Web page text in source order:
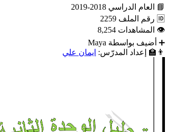
📘 العام الدراسي 2018-2019
🆔 رقم الملف 2259
👁 المشاهدات 8,254
➕ أضيف بواسطة Maya
👨‍🏫
إعداد المدرّس: ايمان علي